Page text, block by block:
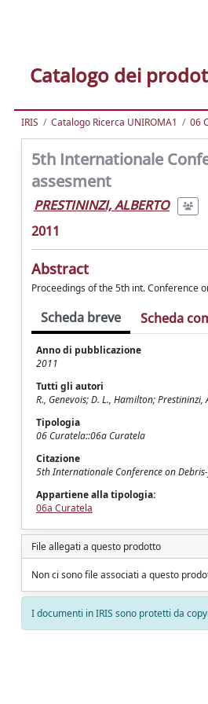
Catalogo dei
IRIS Catalogo Ricerca UNIROMA1 06
5th Internationale
assesment
PRESTININZI, ALBERTO
2011
Abstract
Proceedings of the 5th int. Conference
Scheda breve Scheda
Anno di pubblicazione
2011
Tutti gli autori
R., Genevois; D. L., Hamilton; Prestininzi,
Tipologia
06 Curatela::06a Curatela
Citazione
5th Internationale Conference on
Appartiene alla tipologia:
06a Curatela
File allegati a questo prodotto
Non ci sono file associati a questo
I documenti in IRIS sono protetti da